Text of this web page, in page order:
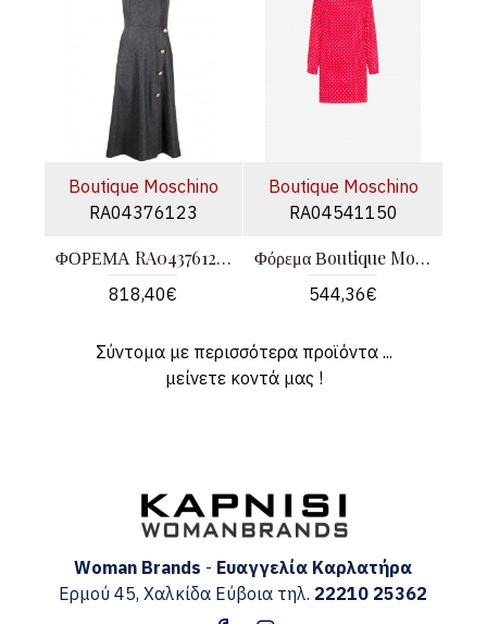
Boutique Moschino
RA04376123
ΦΟΡΕΜΑ RA04376123 100%ΜΑΛΛΙ
818,40€
Boutique Moschino
RA04541150
Φόρεμα Βoutique Moschino
544,36€
Σύντομα με περισσότερα προϊόντα ...
μείνετε κοντά μας !
Woman Brands - Ευαγγελία Καρλατήρα
Ερμού 45, Χαλκίδα Εύβοια τηλ. 22210 25362